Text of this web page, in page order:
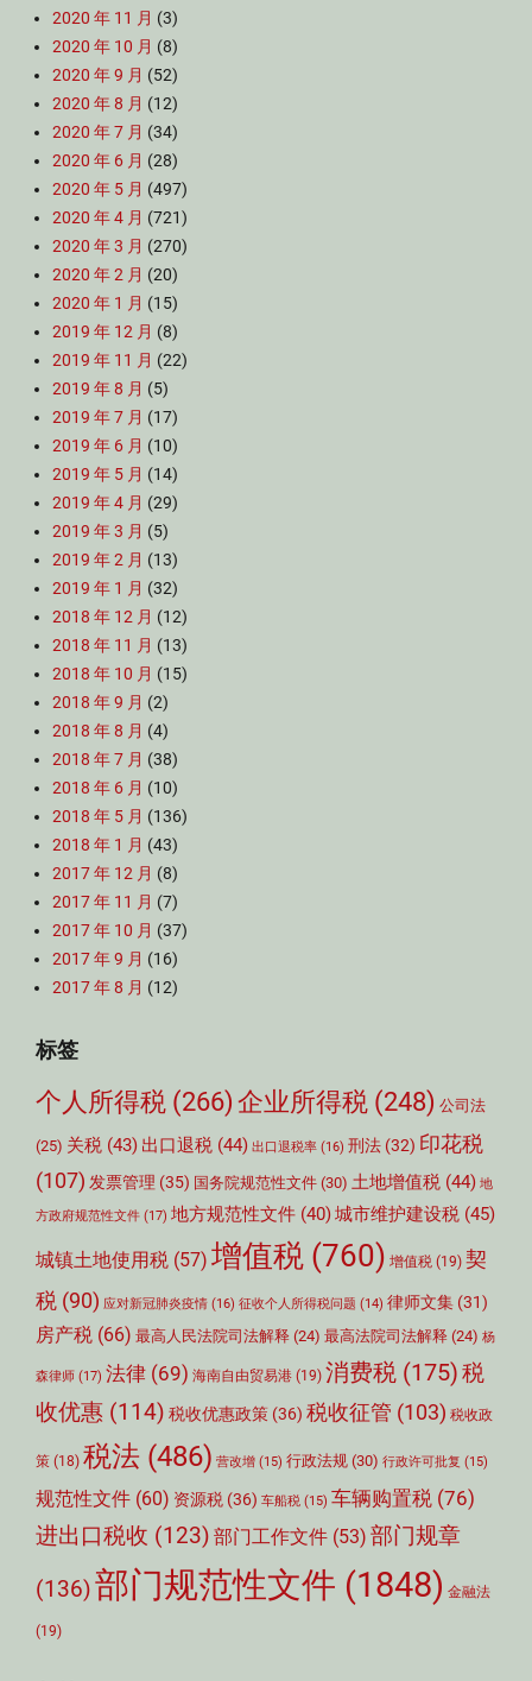
2020 年 11 月 (3)
2020 年 10 月 (8)
2020 年 9 月 (52)
2020 年 8 月 (12)
2020 年 7 月 (34)
2020 年 6 月 (28)
2020 年 5 月 (497)
2020 年 4 月 (721)
2020 年 3 月 (270)
2020 年 2 月 (20)
2020 年 1 月 (15)
2019 年 12 月 (8)
2019 年 11 月 (22)
2019 年 8 月 (5)
2019 年 7 月 (17)
2019 年 6 月 (10)
2019 年 5 月 (14)
2019 年 4 月 (29)
2019 年 3 月 (5)
2019 年 2 月 (13)
2019 年 1 月 (32)
2018 年 12 月 (12)
2018 年 11 月 (13)
2018 年 10 月 (15)
2018 年 9 月 (2)
2018 年 8 月 (4)
2018 年 7 月 (38)
2018 年 6 月 (10)
2018 年 5 月 (136)
2018 年 1 月 (43)
2017 年 12 月 (8)
2017 年 11 月 (7)
2017 年 10 月 (37)
2017 年 9 月 (16)
2017 年 8 月 (12)
标签
个人所得税 (266) 企业所得税 (248) 公司法
(25) 关税 (43) 出口退税 (44) 出口退税率 (16) 刑法 (32) 印花税
(107) 发票管理 (35) 国务院规范性文件 (30) 土地增值税 (44) 地
方政府规范性文件 (17) 地方规范性文件 (40)城市维护建设税 (45)
城镇土地使用税 (57) 增值税 (760) 增值税 (19) 契
税 (90) 应对新冠肺炎疫情 (16) 征收个人所得税问题 (14) 律师文集 (31)
房产税 (66) 最高人民法院司法解释 (24) 最高法院司法解释 (24) 杨
森律师 (17) 法律 (69) 海南自由贸易港 (19) 消费税 (175)税
收优惠 (114) 税收优惠政策 (36) 税收征管 (103) 税收政
策 (18) 税法 (486) 营改增 (15) 行政法规 (30) 行政许可批复 (15)
规范性文件 (60) 资源税 (36) 车船税 (15) 车辆购置税 (76)
进出口税收 (123) 部门工作文件 (53) 部门规章
(136)部门规范性文件 (1848) 金融法
(19)